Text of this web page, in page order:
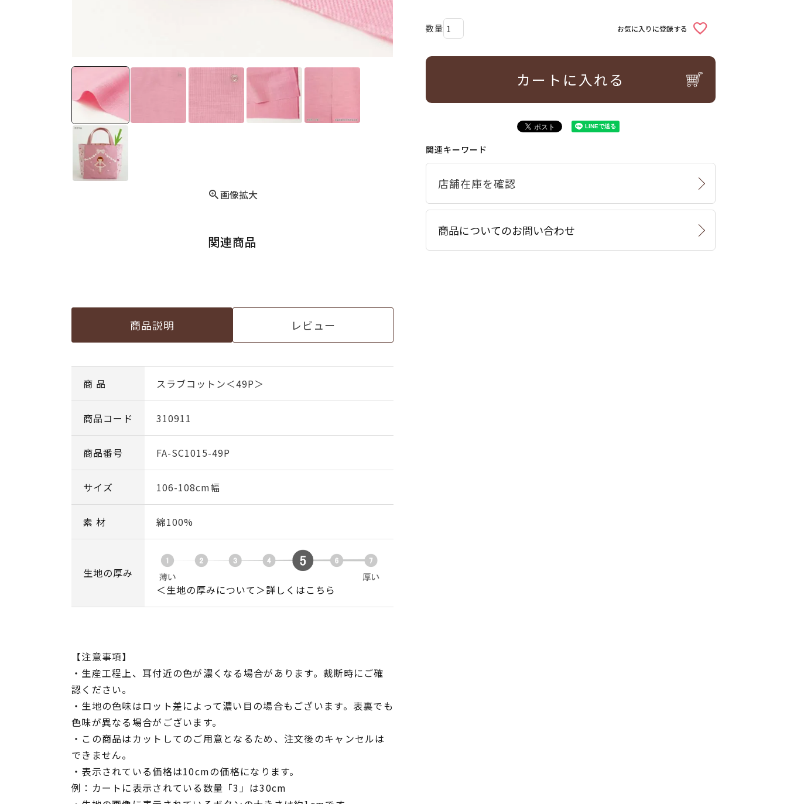
画像拡大
関連商品
商品説明 レビュー
商 品 スラブコットン＜49P＞
商品コード 310911
商品番号 FA-SC1015-49P
サイズ 106-108cm幅
素 材 綿100%
生地の厚み
＜生地の厚みについて＞詳しくはこちら
【注意事項】
・生産工程上、耳付近の色が濃くなる場合があります。裁断時にご確
認ください。
・生地の色味はロット差によって濃い目の場合もございます。表裏でも
色味が異なる場合がございます。
・この商品はカットしてのご用意となるため、注文後のキャンセルは
できません。
・表示されている価格は10cmの価格になります。
例：カートに表示されている数量「3」は30cm
お気に入りに登録する
カートに入れる
関連キーワード
商品についてのお問い合わせ